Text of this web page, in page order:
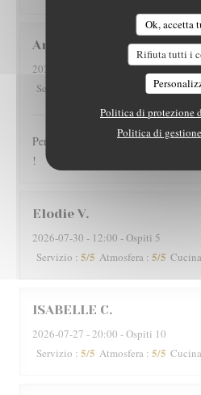
Ok, accetta
Rifiuta tutti i
Politica di protezione
Politica di
Arnaud
2026-07-30
- 19:30 - Ospiti 2
Servizio
: 5/5 Cucina
Personnel très sympathique, large
!
Elodie V
2026-07-30 - 12:00 - Ospiti 5
Servizio : 5/5 Atmosfera : 5/5 Cucina
ISABELLE C
2026-07-27 - 20:00 - Ospiti 10
Servizio : 5/5 Atmosfera : 5/5 Cucina